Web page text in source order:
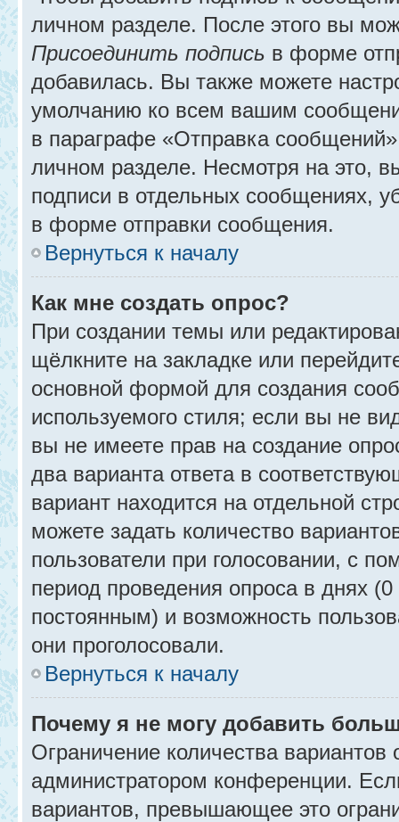
личном разделе. После этого вы
Присоединить подпись в форме
добавилась. Вы также можете
умолчанию ко всем вашим
в параграфе «Отправка
личном разделе. Несмотря на это,
подписи в отдельных сообщениях,
в форме отправки сообщения.
Вернуться к началу
Как мне создать опрос?
При создании темы или
щёлкните на закладке или
основной формой для создания
используемого стиля; если вы не
вы не имеете прав на создание
два варианта ответа в
вариант находится на отдельной
можете задать количество
пользователи при голосовании, с
период проведения опроса в днях (0
постоянным) и возможность
они проголосовали.
Вернуться к началу
Почему я не могу добавить
Ограничение количества вариантов
администратором конференции.
вариантов, превышающее это